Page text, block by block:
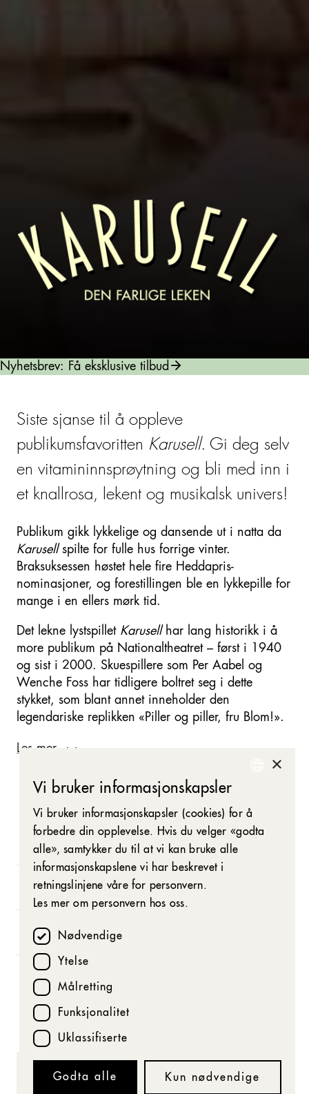
Nyhetsbrev: Få eksklusive tilbud
Siste sjanse til å oppleve
publikumsfavoritten Karusell. Gi deg selv
en vitamininnsprøytning og bli med inn i
et knallrosa, lekent og musikalsk univers!
Publikum gikk lykkelige og dansende ut i natta da
Karusellspilte for fulle hus forrige vinter.
Braksuksessen høstet hele fire Heddapris-
nominasjoner, og forestillingen ble en lykkepille for
mange i en ellers mørk tid.
Det lekne lystspillet Karusell har lang historikk i å
more publikum på Nationaltheatret – først i 1940
og sist i 2000. Skuespillere som Per Aabel og
Wenche Foss har tidligere boltret seg i dette
stykket, som blant annet inneholder den
legendariske replikken «Piller og piller, fru Blom!».
Les mer
Fra10. januar til25. januar 2025
Hovedscenen
2 timer og 15 minutter inkludert pause
regi.
«Vinterens mest vitale energibombe på
ENGLISH
×
Vi bruker informasjonskapsler
Vi bruker informasjonskapsler (cookies) for å
forbedre din opplevelse. Hvis du velger «godta
alle», samtykker du til at vi kan bruke alle
informasjonskapslene vi har beskrevet i
retningslinjene våre for personvern.
Les mer om personvern hos oss.
Nødvendige
Ytelse
Målretting
Funksjonalitet
Uklassifiserte
Godta alle Kun nødvendige